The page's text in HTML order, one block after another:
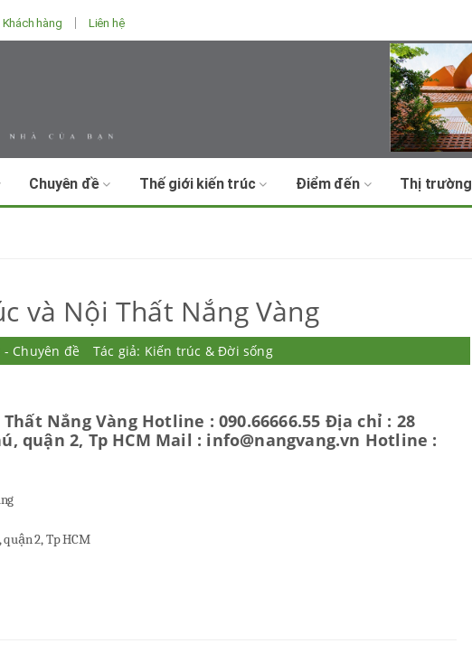
Khách hàng Liên hệ
Chuyên đề Thế giới kiến trúc Điểm đến Thị trường
và Nội Thất Nắng Vàng
Chuyên đề
Tác giả: Kiến trúc & Đời sống
Nắng Vàng Hotline : 090.66666.55 Địa chỉ : 28
quận 2, Tp HCM Mail : info@nangvang.vn Hotline :
2, Tp HCM